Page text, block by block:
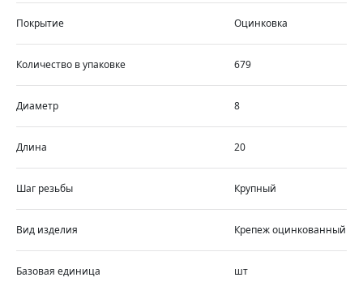
Покрытие Оцинковка
Количество в упаковке 679
Диаметр 8
Длина 20
Шаг резьбы Крупный
Вид изделия Крепеж оцинкованный
Базовая единица шт